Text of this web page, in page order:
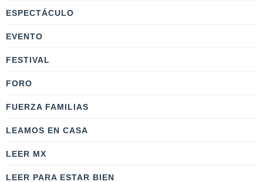
ESPECTÁCULO
EVENTO
FESTIVAL
FORO
FUERZA FAMILIAS
LEAMOS EN CASA
LEER MX
LEER PARA ESTAR BIEN